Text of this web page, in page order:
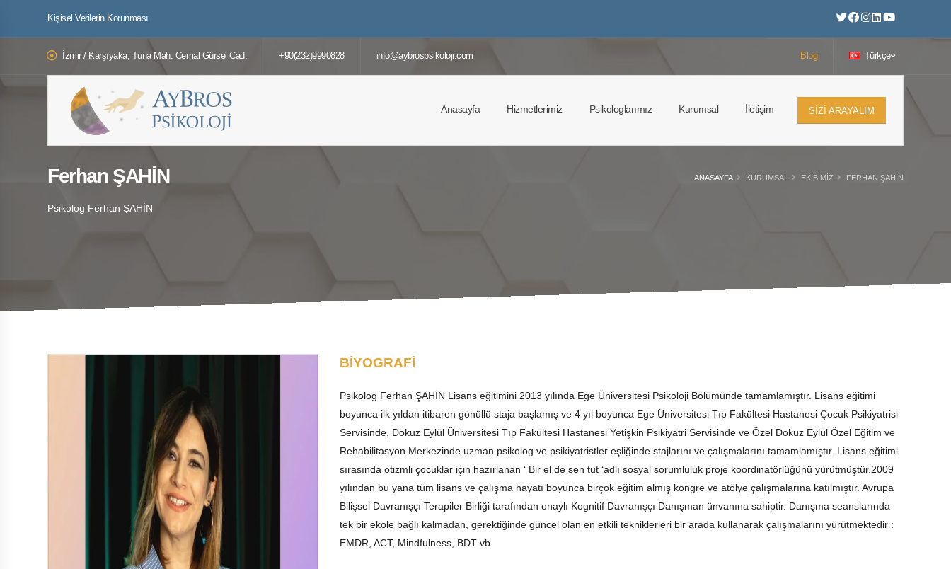
Kişisel Verilerin Korunması
İzmir / Karşıyaka, Tuna Mah. Cemal Gürsel Cad. +90(232)9990828 info@aybrospsikoloji.com Blog Türkçe
Anasayfa Hizmetlerimiz Psikologlarımız Kurumsal İletişim SIZI ARAYALIM
ANASAYFA KURUMSAL EKIBIMIZ FERHAN ŞAHİN
Ferhan ŞAHİN
Psikolog Ferhan ŞAHİN
BİYOGRAFİ
Psikolog Ferhan ŞAHİN Lisans eğitimini 2013 yılında Ege Üniversitesi Psikoloji Bölümünde tamamlamıştır. Lisans eğitimi
boyunca ilk yıldan itibaren gönüllü staja başlamış ve 4 yıl boyunca Ege Üniversitesi Tıp Fakültesi Hastanesi Çocuk Psikiyatrisi
Servisinde, Dokuz Eylül Üniversitesi Tıp Fakültesi Hastanesi Yetişkin Psikiyatri Servisinde ve Özel Dokuz Eylül Özel Eğitim ve
Rehabilitasyon Merkezinde uzman psikolog ve psikiyatristler eşliğinde stajlarını ve çalışmalarını tamamlamıştır. Lisans eğitimi
sırasında otizmli çocuklar için hazırlanan ‘ Bir el de sen tut ‘adlı sosyal sorumluluk proje koordinatörlüğünü yürütmüştür.2009
yılından bu yana tüm lisans ve çalışma hayatı boyunca birçok eğitim almış kongre ve atölye çalışmalarına katılmıştır. Avrupa
Bilişsel Davranışçı Terapiler Birliği tarafından onaylı Kognitif Davranışçı Danışman ünvanına sahiptir. Danışma seanslarında
tek bir ekole bağlı kalmadan, gerektiğinde güncel olan en etkili tekniklerleri bir arada kullanarak çalışmalarını yürütmektedir :
EMDR, ACT, Mindfulness, BDT vb.